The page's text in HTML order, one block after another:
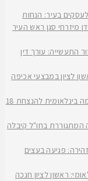
בעיר: הנחות
מיזרחי סגן ראש העיר
התעשייה: עורך דין
לציון במבצעי אכיפה
פרויקט "העוז": יוזמה בינלאומית להנצחת 18
המתגוררת בחו"ל קיבלה
פגיעה בעצים
ראשון לציון חנכה